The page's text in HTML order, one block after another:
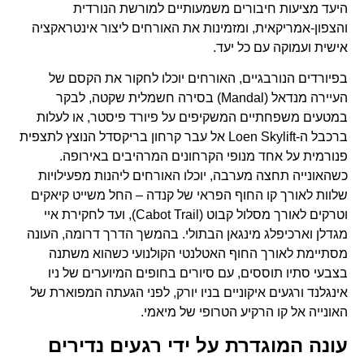
היעד מציעות חיבורים משמעותיים למורשת הנורדית
והצפון-אמריקאית, ומזמינות את האורחים ליצור אינטראקציה
אישית ועמוקה עם כל יעד.
בפיורדים הנורבגיים, האורחים יוכלו לחקור את הקסם של
העיירה מנדאל (Mandal) בסירה חשמלית שקטה, לבקר
במטעים משפחתיים המשקיפים על פיורד פיסטר, או לעלות
ברכבל ה-Loen Skylift אל עבר קרחון בריקסדל הנוצץ לתצפית
פנורמית על אחד מנופי הקרחונים המרהיבים באירופה.
כשהאונייה תחצה מערבה, יוכלו האורחים ליהנות מפעילויות
שלוות לאורך קו החוף הפראי של קנדה – החל משייט קיאקים
וטרקים לאורך מסלול קבוט (Cabot Trail), ועד לחקירת איי
מגדלן וארכיפלג מינגאן הבתולי. בהמשך הדרך דרומה, העונה
מסתיימת לאורך החוף האטלנטי הקולנועי כשהוא משתנה
בצבעי סתיו תוססים, עם סיורים בחופים המיוערים של ניו
אינגלנד ורגעים איקוניים בניו יורק, לפני הגעתה המפוארת של
האונייה אל קו הרקיע הטרופי של מיאמי.
עונה המוגדרת על ידי רגעים נדירים